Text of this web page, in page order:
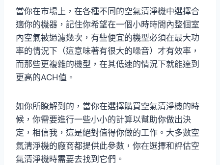
當你在市場上，在各種不同的空氣清淨機中選擇合
適你的機器，記住你希望在一個小時時間內整個室
內空氣被過濾幾次，有些便宜的機型必須在最大功
率的情況下（這意味著有很大的噪音）才有效率，
而那些更複雜的機型，在其低速的情況下就能達到
更高的ACH值。
如你所瞭解到的，當你在選擇購買空氣清淨機的時
候，你需要進行一些小小的計算以幫助你做出決
定，相信我，這是絕對值得你做的工作。大多數空
氣清淨機的廠商都提供此參數，你在選擇和評估空
氣清淨機時需要去找到它們。